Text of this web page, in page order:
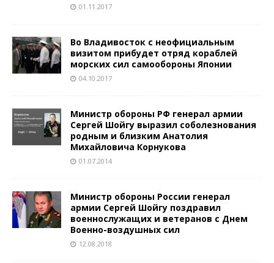
01.11.2017
Во Владивосток с неофициальным
визитом прибудет отряд кораблей
морских сил самообороны Японии
04.10.2017
Министр обороны РФ генерал армии
Сергей Шойгу выразил соболезнования
родным и близким Анатолия
Михайловича Корнукова
01.07.2014
Министр обороны России генерал
армии Сергей Шойгу поздравил
военнослужащих и ветеранов с Днем
Военно-воздушных сил
12.08.2018